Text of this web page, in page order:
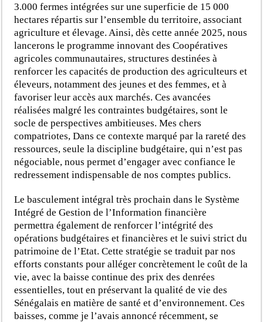
3.000 fermes intégrées sur une superficie de 15 000
hectares répartis sur l’ensemble du territoire, associant
agriculture et élevage. Ainsi, dès cette année 2025, nous
lancerons le programme innovant des Coopératives
agricoles communautaires, structures destinées à
renforcer les capacités de production des agriculteurs et
éleveurs, notamment des jeunes et des femmes, et à
favoriser leur accès aux marchés. Ces avancées
réalisées malgré les contraintes budgétaires, sont le
socle de perspectives ambitieuses. Mes chers
compatriotes, Dans ce contexte marqué par la rareté des
ressources, seule la discipline budgétaire, qui n’est pas
négociable, nous permet d’engager avec confiance le
redressement indispensable de nos comptes publics.
Le basculement intégral très prochain dans le Système
Intégré de Gestion de l’Information financière
permettra également de renforcer l’intégrité des
opérations budgétaires et financières et le suivi strict du
patrimoine de l’Etat. Cette stratégie se traduit par nos
efforts constants pour alléger concrètement le coût de la
vie, avec la baisse continue des prix des denrées
essentielles, tout en préservant la qualité de vie des
Sénégalais en matière de santé et d’environnement. Ces
baisses, comme je l’avais annoncé récemment, se